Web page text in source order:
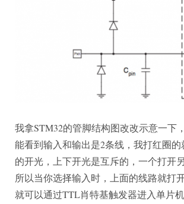
我拿STM32的管脚结构图改改示意一下
能看到输入和输出是2条线，我打红圈
的开光，上下开光是互斥的，一个打开
所以当你选择输入时，上面的线路就打
就可以通过TTL肖特基触发器进入单片